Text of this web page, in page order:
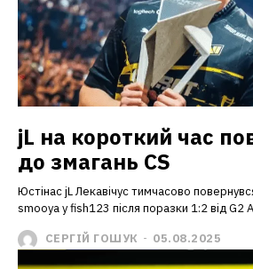
jL на короткий час
до змагань CS
Юстінас jL Лекавічус тимчасово
smooya у fish123 після поразки 1:2 від G2
СЕРГІЙ ГОШУК - 05.08.2025